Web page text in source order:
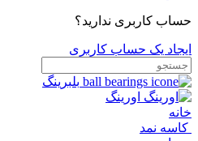
حساب کاربری ندارید؟
ایجاد یک حساب کاربری
بلبرینگ
اورینگ
خانه
کاسه نمد